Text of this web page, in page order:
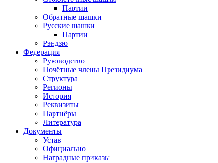
Партии
Обратные шашки
Русские шашки
Партии
Рэндзю
Федерация
Руководство
Почётные члены Президиума
Структура
Регионы
История
Реквизиты
Партнёры
Литература
Документы
Устав
Официально
Наградные приказы